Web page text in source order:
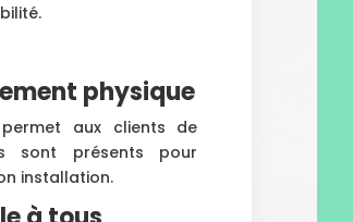
physique
aux clients de
sont présents pour
installation.